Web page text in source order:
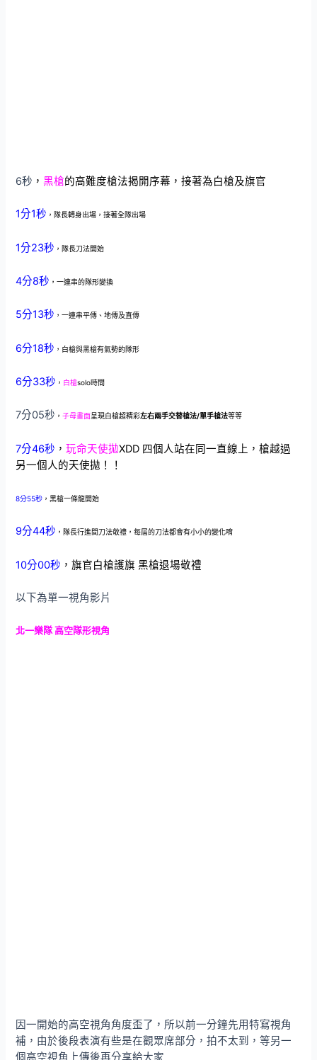
6秒 ，黑槍的高難度槍法揭開序幕，接著為白槍及旗官
1分1秒 ，隊長轉身出場，接著全隊出場
1分23秒 ，隊長刀法開始
4分8秒 ，一連串的隊形變換
5分13秒 ，一連串平傳、地傳及直傳
6分18秒 ，白槍與黑槍有氣勢的隊形
6分33秒 ， 白槍solo時間
7分05秒 ，子母畫面呈現白槍超精彩左右兩手交替槍法/單手槍法等等
7分46秒 ，玩命天使拋XDD 四個人站在同一直線上，槍越過
另一個人的天使拋！！
8分55秒 ，黑槍一條龍開始
9分44秒 ，隊長行進間刀法敬禮，每屆的刀法都會有小小的變化唷
10分00秒 ，旗官白槍護旗 黑槍退場敬禮
以下為單一視角影片
北一樂隊 高空隊形視角
因一開始的高空視角角度歪了，所以前一分鐘先用特寫視角
補，由於後段表演有些是在觀眾席部分，拍不太到，等另一
個高空視角上傳後再分享給大家